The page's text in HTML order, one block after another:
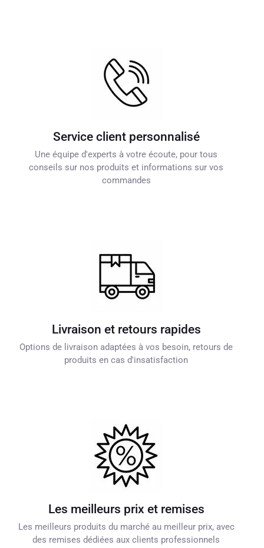
Service client personnalisé
Une équipe d'experts à votre écoute, pour tous
conseils sur nos produits et informations sur vos
commandes
Livraison et retours rapides
Options de livraison adaptées à vos besoin, retours de
produits en cas d'insatisfaction
Les meilleurs prix et remises
Les meilleurs produits du marché au meilleur prix, avec
des remises dédiées aux clients professionnels